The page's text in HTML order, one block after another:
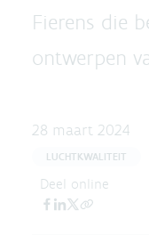
Fierens die
ontwerpen
28 maart 2024
LUCHTKWALITEIT
Deel online